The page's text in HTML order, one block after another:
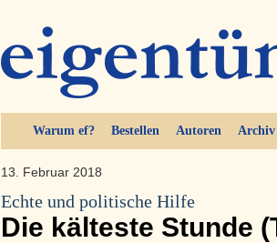
Warum ef? Bestellen Autoren Archiv
13. Februar 2018
Echte und politische Hilfe
Die kälteste Stunde